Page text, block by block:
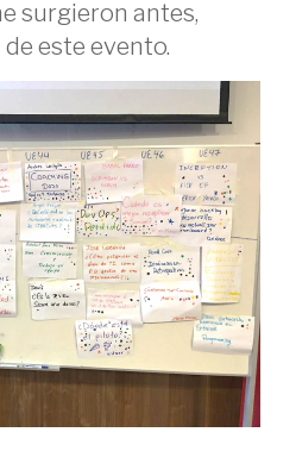
surgieron antes,
este evento.